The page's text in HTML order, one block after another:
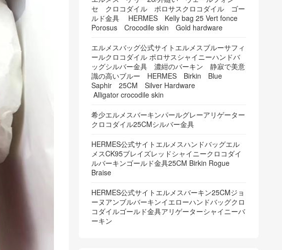
セ クロコダイル ポロサスクロコダイル ゴー
ルド金具 HERMES Kelly bag 25 Vert fonce
Porosus Crocodile skin Gold hardware
エルメスバッグ公式サイトエルメスブルーサフィ
ールクロコダイル ポロサスシャイニーハンドバ
ッグシルバー金具 濃紺のバーキン 静寂で美意
識の高いブルー HERMES Birkin Blue
Saphir 25CM Silver Hardware
Alligator crocodile skin
希少エルメスバーキンパールグレーアリゲーター
クロコダイル25CMシルバー金具
HERMES公式サイトエルメスハンドバッグエル
メスCK95ブレイズレッドシャイニークロコダイ
ルバーキンゴールド金具25CM Birkin Rogue
Braise
HERMES公式サイトエルメスバーキン25CMジョ
ーヌアンブルバーキンイエローハンドバッグクロ
コダイルゴールド金具アリゲーターシャイニーバ
ーキン